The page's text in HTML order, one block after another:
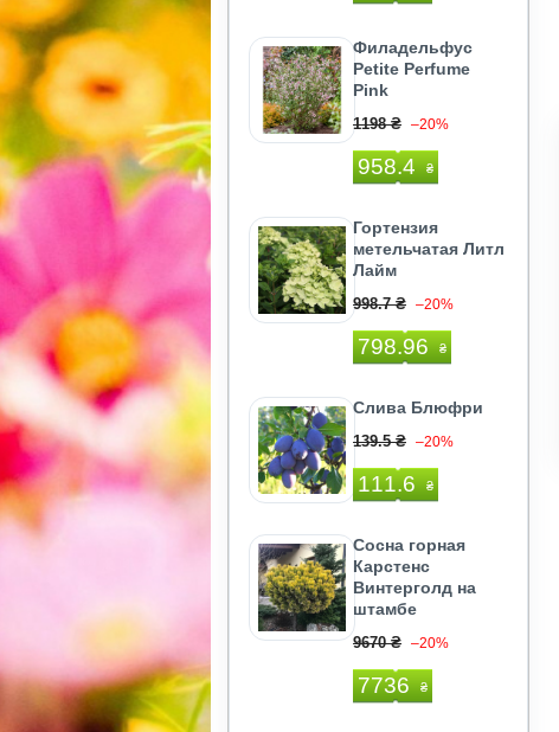
Филадельфус
Petite Perfume
Pink
1198 ₴ –20%
958.4 ₴
Гортензия
метельчатая Литл
Лайм
998.7 ₴ –20%
798.96 ₴
Слива Блюфри
139.5 ₴ –20%
111.6 ₴
Сосна горная
Карстенс
Винтерголд на
штамбе
9670 ₴ –20%
7736 ₴